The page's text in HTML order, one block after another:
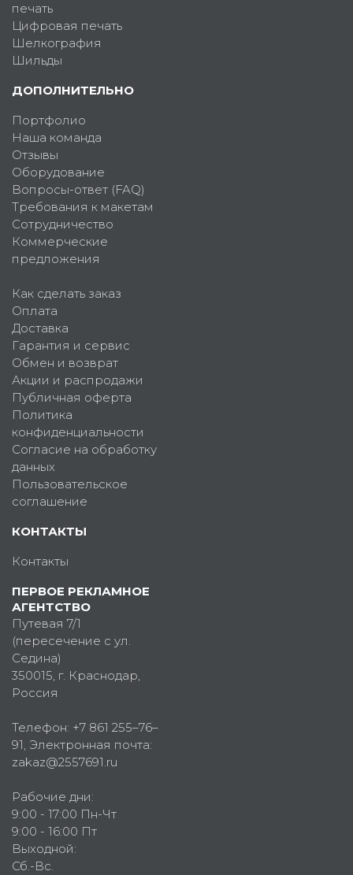
печать
Цифровая печать
Шелкография
Шильды
ДОПОЛНИТЕЛЬНО
Портфолио
Наша команда
Отзывы
Оборудование
Вопросы-ответ (FAQ)
Требования к макетам
Сотрудничество
Коммерческие
предложения
Как сделать заказ
Оплата
Доставка
Гарантия и сервис
Обмен и возврат
Акции и распродажи
Публичная оферта
Политика
конфиденциальности
Согласие на обработку
данных
Пользовательское
соглашение
КОНТАКТЫ
Контакты
ПЕРВОЕ РЕКЛАМНОЕ
АГЕНТСТВО
Путевая 7/1
(пересечение с ул.
Седина)
350015, г. Краснодар,
Россия
Телефон: +7 861 255–76–
91, Электронная почта:
zakaz@2557691.ru
Рабочие дни:
9:00 - 17:00 Пн-Чт
9:00 - 16:00 Пт
Выходной:
Сб.-Вс.